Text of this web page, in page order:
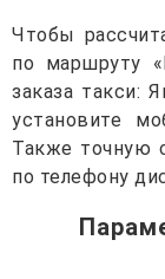
Чтобы
по маршруту
заказа такси:
установите
Также точную
по телефону